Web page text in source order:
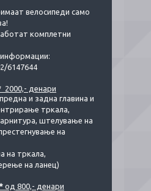
велосипеди само
комплетни
6147644
2000,- денари
и задна главина и
тркала,
штелување на
на
на тркала,
на ланец)
од 800,- денари